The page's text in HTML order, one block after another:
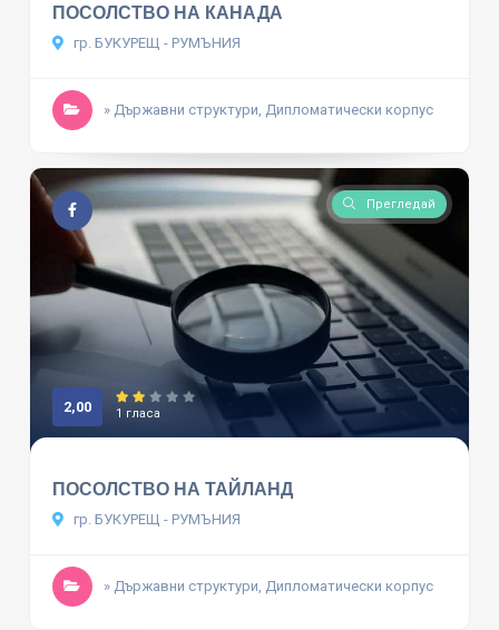
ПОСОЛСТВО НА КАНАДА
гр. БУКУРЕЩ - РУМЪНИЯ
» Държавни структури, Дипломатически корпус
Прегледай
2,00 1 гласа
ПОСОЛСТВО НА ТАЙЛАНД
гр. БУКУРЕЩ - РУМЪНИЯ
» Държавни структури, Дипломатически корпус